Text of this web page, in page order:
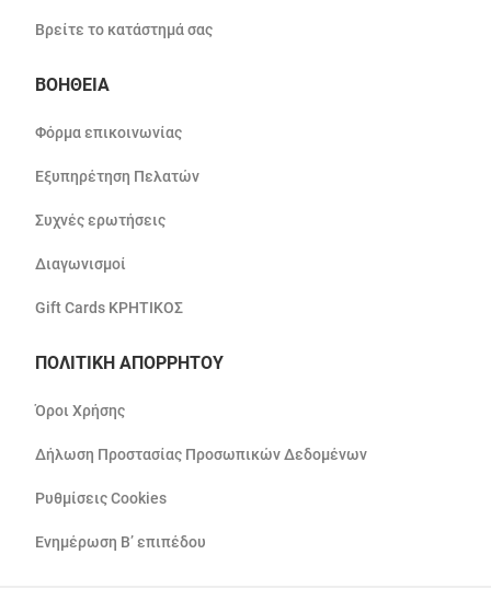
Βρείτε το κατάστημά σας
ΒΟΗΘΕΙΑ
Φόρμα επικοινωνίας
Εξυπηρέτηση Πελατών
Συχνές ερωτήσεις
Διαγωνισμοί
Gift Cards ΚΡΗΤΙΚΟΣ
ΠΟΛΙΤΙΚΗ ΑΠΟΡΡΗΤΟΥ
Όροι Χρήσης
Δήλωση Προστασίας Προσωπικών Δεδομένων
Ρυθμίσεις Cookies
Ενημέρωση Β’ επιπέδου